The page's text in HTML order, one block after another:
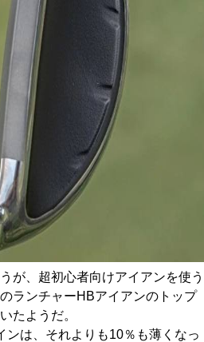
が、超初心者向けアイアンを使う
ランチャーHBアイアンのトップ
たようだ。
ンは、それよりも10％も薄くなっ